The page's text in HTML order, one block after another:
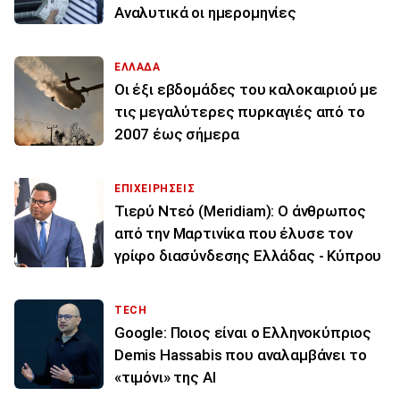
Αναλυτικά οι ημερομηνίες
ΕΛΛΑΔΑ
Οι έξι εβδομάδες του καλοκαιριού με
τις μεγαλύτερες πυρκαγιές από το
2007 έως σήμερα
ΕΠΙΧΕΙΡΗΣΕΙΣ
Τιερύ Ντεό (Meridiam): Ο άνθρωπος
από την Μαρτινίκα που έλυσε τον
γρίφο διασύνδεσης Ελλάδας - Κύπρου
TECH
Google: Ποιος είναι ο Ελληνοκύπριος
Demis Hassabis που αναλαμβάνει το
«τιμόνι» της ΑΙ